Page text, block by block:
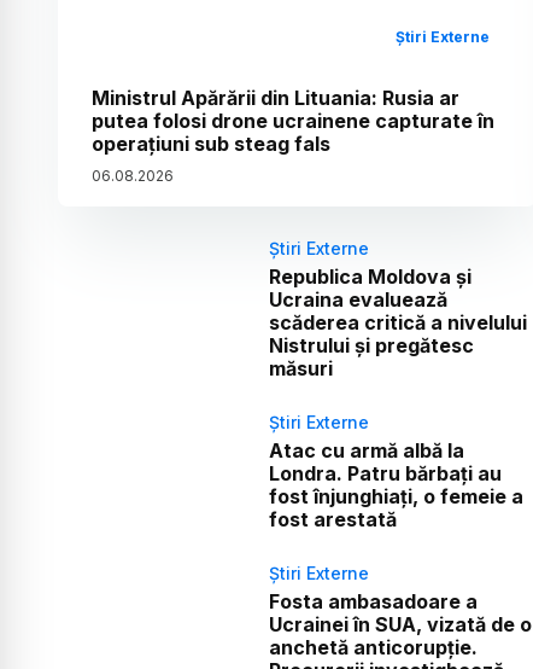
Știri Externe
Ministrul Apărării din Lituania: Rusia ar
putea folosi drone ucrainene capturate în
operațiuni sub steag fals
06.08.2026
Știri Externe
Republica Moldova și
Ucraina evaluează
scăderea critică a nivelului
Nistrului și pregătesc
măsuri
Știri Externe
Atac cu armă albă la
Londra. Patru bărbați au
fost înjunghiați, o femeie a
fost arestată
Știri Externe
Fosta ambasadoare a
Ucrainei în SUA, vizată de o
anchetă anticorupție.